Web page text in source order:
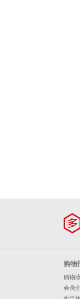
购物
购物
会员